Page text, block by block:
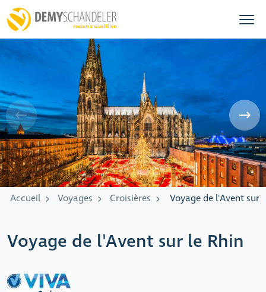
Accueil Voyages Croisières Voyage de l'Avent sur
Voyage de l'Avent sur le Rhin